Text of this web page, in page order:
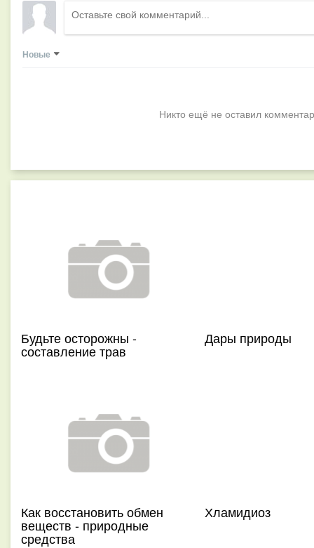
Новые
Никто ещё не оставил
Будьте осторожны -
составление трав
Дары природы
Как восстановить обмен
веществ - природные
средства
Хламидиоз